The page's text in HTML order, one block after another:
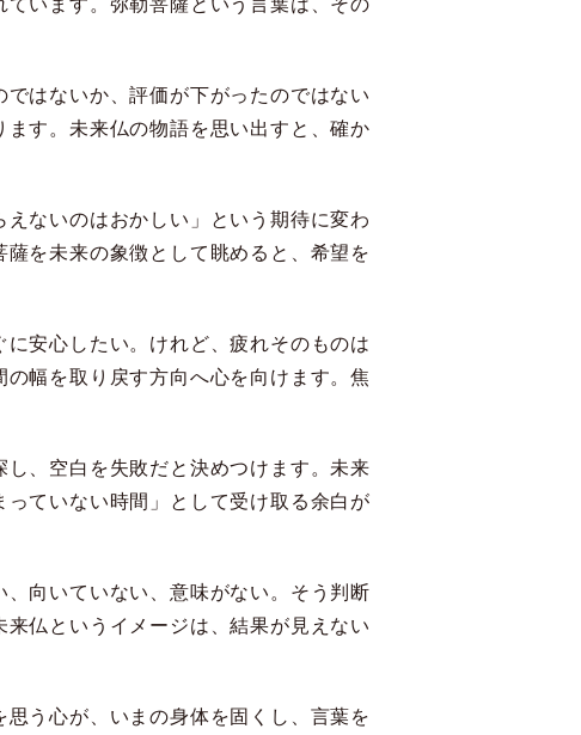
はないか、評価が下がったのではない
す。未来仏の物語を思い出すと、確か
ないのはおかしい」という期待に変わ
を未来の象徴として眺めると、希望を
安心したい。けれど、疲れそのものは
幅を取り戻す方向へ心を向けます。焦
、空白を失敗だと決めつけます。未来
ていない時間」として受け取る余白が
向いていない、意味がない。そう判断
仏というイメージは、結果が見えない
う心が、いまの身体を固くし、言葉を